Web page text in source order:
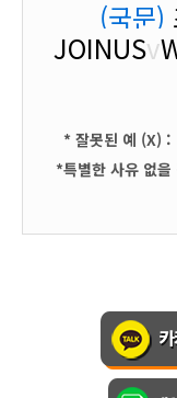
(국문)
JOINUSv
* 잘못된 예 (X) :
*특별한 사유 없